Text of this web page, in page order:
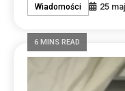
Wiadomości 25
6 MINS READ